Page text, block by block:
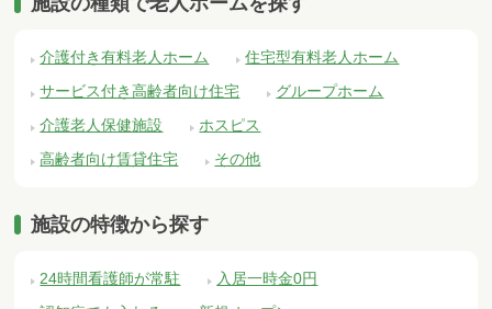
介護付き有料老人ホーム
住宅型有料老人ホーム
サービス付き高齢者向け住宅
グループホーム
介護老人保健施設
ホスピス
高齢者向け賃貸住宅
その他
施設の特徴から探す
24時間看護師が常駐
入居一時金0円